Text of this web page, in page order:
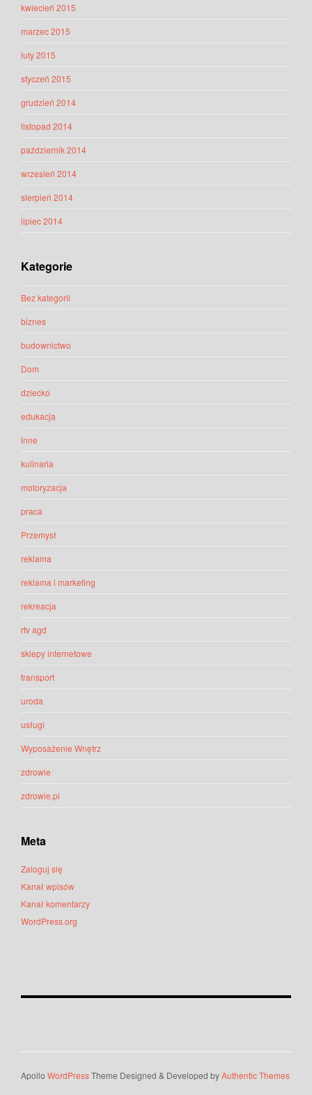
kwiecień 2015
marzec 2015
luty 2015
styczeń 2015
grudzień 2014
listopad 2014
październik 2014
wrzesień 2014
sierpień 2014
lipiec 2014
Kategorie
Bez kategorii
biznes
budownictwo
Dom
dziecko
edukacja
inne
kulinaria
motoryzacja
praca
Przemysł
reklama
reklama i marketing
rekreacja
rtv agd
sklepy internetowe
transport
uroda
usługi
Wyposażenie Wnętrz
zdrowie
zdrowie.pl
Meta
Zaloguj się
Kanał wpisów
Kanał komentarzy
WordPress.org
Apollo WordPressTheme Designed & Developed byAuthentic Themes